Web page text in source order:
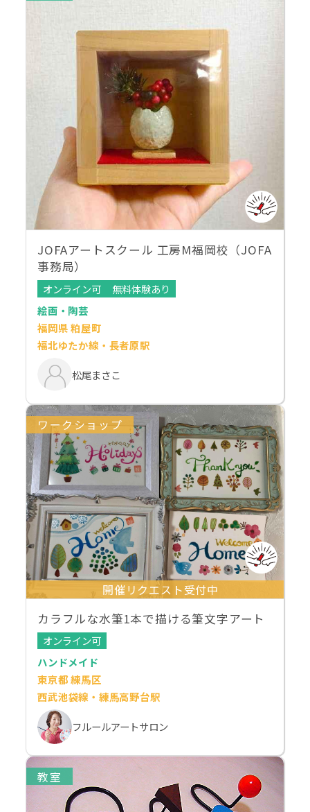
JOFAアートスクール 工房M福岡校（JOFA
事務局）
オンライン可
無料体験あり
絵画・陶芸
福岡県 粕屋町
福北ゆたか線・長者原駅
松尾まさこ
ワークショップ
開催リクエスト受付中
カラフルな水筆1本で描ける筆文字アート
オンライン可
ハンドメイド
東京都 練馬区
西武池袋線・練馬高野台駅
フルールアートサロン
教室